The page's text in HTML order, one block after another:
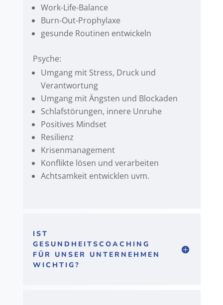
Work-Life-Balance
Burn-Out-Prophylaxe
gesunde Routinen entwickeln
Psyche:
Umgang mit Stress, Druck und
Verantwortung
Umgang mit Ängsten und Blockaden
Schlafstörungen, innere Unruhe
Positives Mindset
Resilienz
Krisenmanagement
Konflikte lösen und verarbeiten
Achtsamkeit entwicklen uvm.
IST
GESUNDHEITSCOACHING
FÜR UNSER UNTERNEHMEN
WICHTIG?